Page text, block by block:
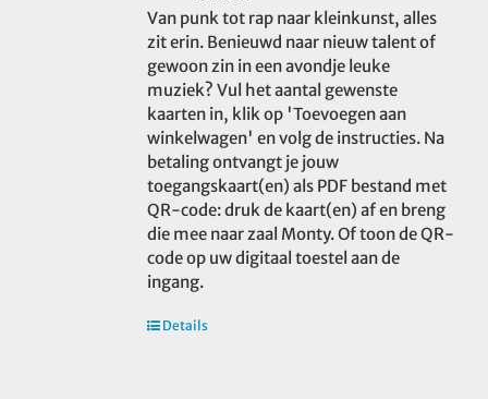
Van punk tot rap naar kleinkunst, alles
zit erin. Benieuwd naar nieuw talent of
gewoon zin in een avondje leuke
muziek? Vul het aantal gewenste
kaarten in, klik op 'Toevoegen aan
winkelwagen' en volg de instructies. Na
betaling ontvangt je jouw
toegangskaart(en) als PDF bestand met
QR-code: druk de kaart(en) af en breng
die mee naar zaal Monty. Of toon de QR-
code op uw digitaal toestel aan de
ingang.
Details